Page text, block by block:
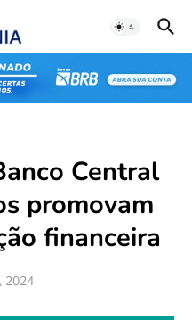
Central
promovam
financeira
2024